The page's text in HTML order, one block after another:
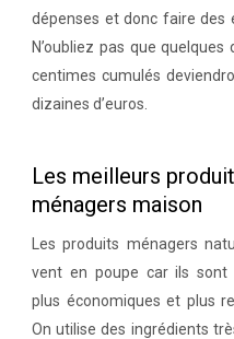
dépenses et donc faire des
N’oubliez pas que quelques
centimes cumulés
dizaines d’euros.
Les meilleurs
ménagers maison
Les produits ménagers
vent en poupe car ils sont
plus économiques et plus
On utilise des ingrédients